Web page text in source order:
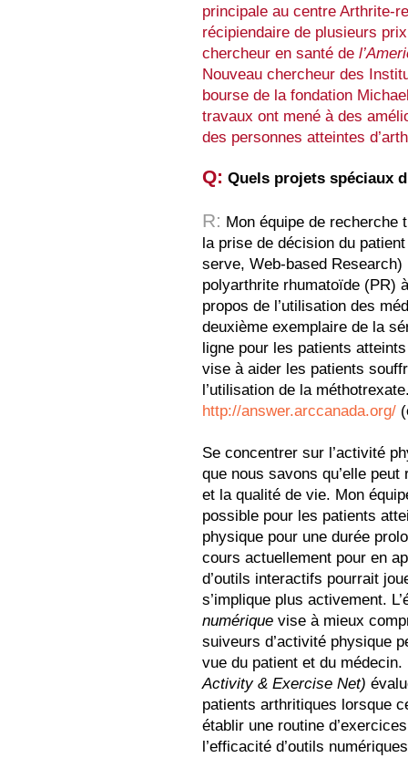
principale au centre Arthrite-
récipiendaire de plusieurs
chercheur en santé de
Nouveau chercheur des
bourse de la fondation
travaux ont mené à des
des personnes atteintes
Q: Quels projets spéciaux
R: Mon équipe de recherche
la prise de décision du
serve, Web-based
polyarthrite rhumatoïde (PR)
propos de l’utilisation des
deuxième exemplaire de la
ligne pour les patients
vise à aider les patients
l’utilisation de la
http://answer.arccanada.org/
Se concentrer sur l’activité
que nous savons qu’elle
et la qualité de vie. Mon
possible pour les patients
physique pour une durée
cours actuellement pour en
d’outils interactifs pourrait
s’implique plus activement.
numérique vise à mieux
suiveurs d’activité physique
vue du patient et du médecin.
Activity & Exercise Net)
patients arthritiques lorsque
établir une routine
l’efficacité d’outils